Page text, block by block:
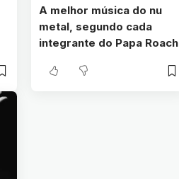
A melhor música do nu
metal, segundo cada
integrante do Papa Roach